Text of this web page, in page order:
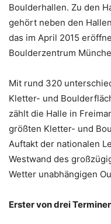
Boulderhallen. Zu den
gehört neben den
das im April 2015
Boulderzentrum
Mit rund 320
Kletter- und
zählt die Halle in
größten Kletter- und
Auftakt der nationalen
Westwand des
Wetter unabhängigen
Erster von drei